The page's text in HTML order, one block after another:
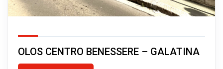
OLOS CENTRO BENESSERE – GALATINA